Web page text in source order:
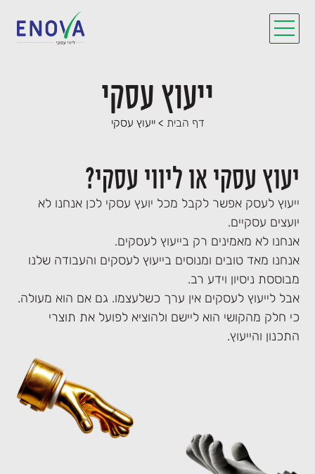
ייעוץ עסקי
דף הבית >ייעוץ עסקי
יעוץ עסקי או ליווי עסקי?
ייעוץ לעסק אפשר לקבל מכל יועץ עסקי לכן אנחנו לא
יועצים עסקיים.
אנחנו לא מאמינים רק בייעוץ לעסקים.
אנחנו מאד טובים ומנוסים בייעוץ לעסקים והעבודה שלנו
מבוססת ניסיון וידע רב.
אבל לייעוץ לעסקים אין ערך כשלעצמו. גם אם הוא מעולה.
כי חלק מהקושי הוא ליישם ולהוציא לפועל את תוצרי
התכנון והייעוץ.